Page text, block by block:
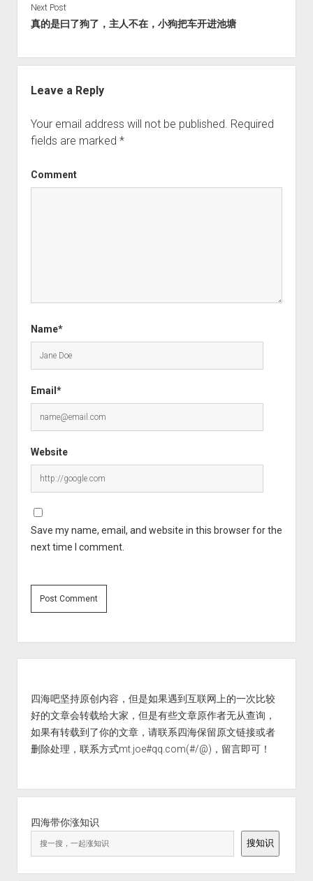
Next Post
真的是曰了狗了，主人不在，小狗把车开进池塘
Leave a Reply
Your email address will not be published. Required
fields are marked *
Comment
Name*
Email*
Website
Save my name, email, and website in this browser for the
next time I comment.
四海吧坚持原创内容，但是如果遇到互联网上的一次比较
好的文章会转载给大家，但是有些文章原作者无从查询，
如果有转载到了你的文章，请联系四海保留原文链接或者
删除处理，联系方式mt.joe#qq.com(#/@)，留言即可！
四海带你涨知识
搜知识